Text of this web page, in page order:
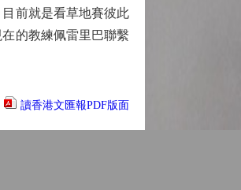
前就是看草地賽彼此
的教練佩雷里巴聯繫
讀香港文匯報PDF版面